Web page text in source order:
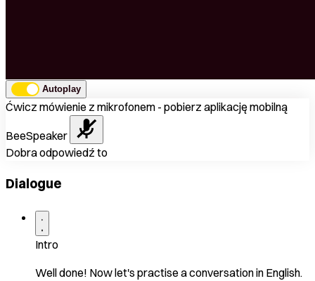
Autoplay
Ćwicz mówienie z mikrofonem - pobierz aplikację mobilną
BeeSpeaker
Dobra odpowiedź to
Dialogue
Intro
Well done! Now let's practise a conversation in English.